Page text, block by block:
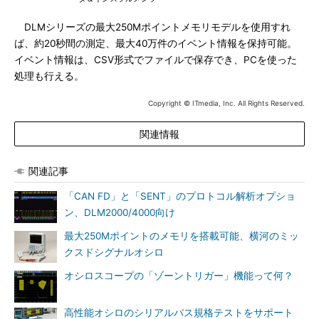
DLMシリーズの最大250Mポイントメモリモデルを使用すれ
ば、約20秒間の測定、最大40万件のイベント情報を保持可能。
イベント情報は、CSV形式でファイルで保存でき、PCを使った
処理も行える。
Copyright © ITmedia, Inc. All Rights Reserved.
関連情報
関連記事
「CAN FD」と「SENT」のプロトコル解析オプショ
ン、DLM2000/4000向け
最大250Mポイントのメモリを搭載可能、横河のミッ
クスドシグナルオシロ
オシロスコープの「ゾーントリガー」機能って何？
高性能オシロのシリアルバス規格テストをサポート